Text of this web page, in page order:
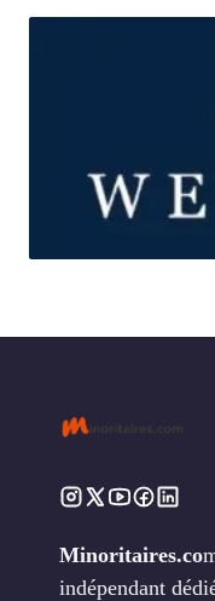
Minoritaires.co
indépendant